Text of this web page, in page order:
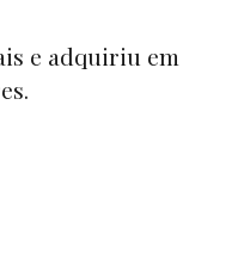
e adquiriu em